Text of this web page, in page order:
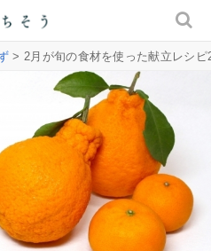
> 2月が旬の食材を使った献立レシ